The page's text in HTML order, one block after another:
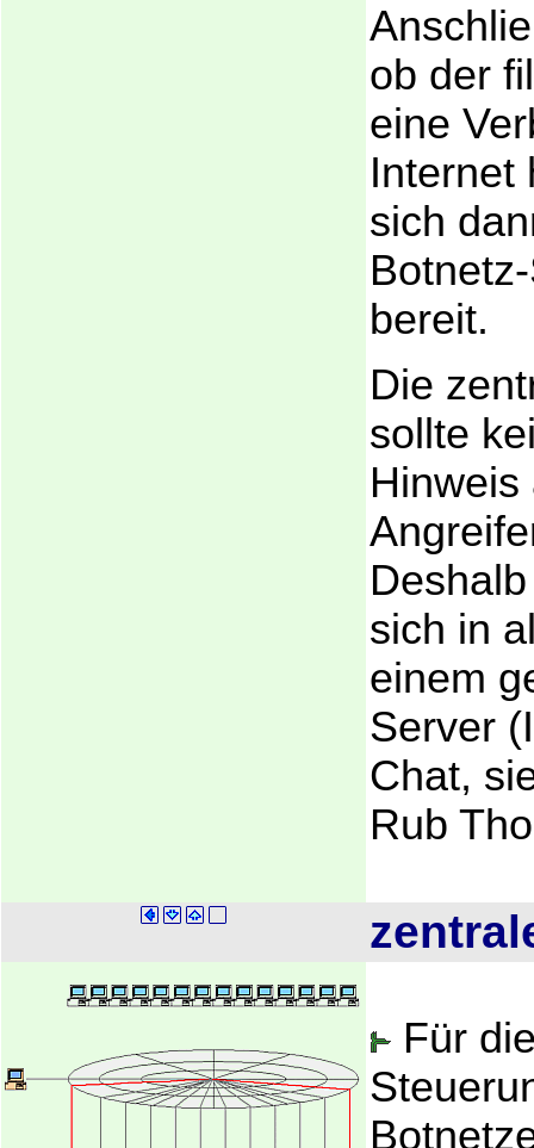
ob der
eine
Internet
sich
bereit.
Die
sollte
Hinweis
sich in
einem
Server
Chat,
Rub
Für